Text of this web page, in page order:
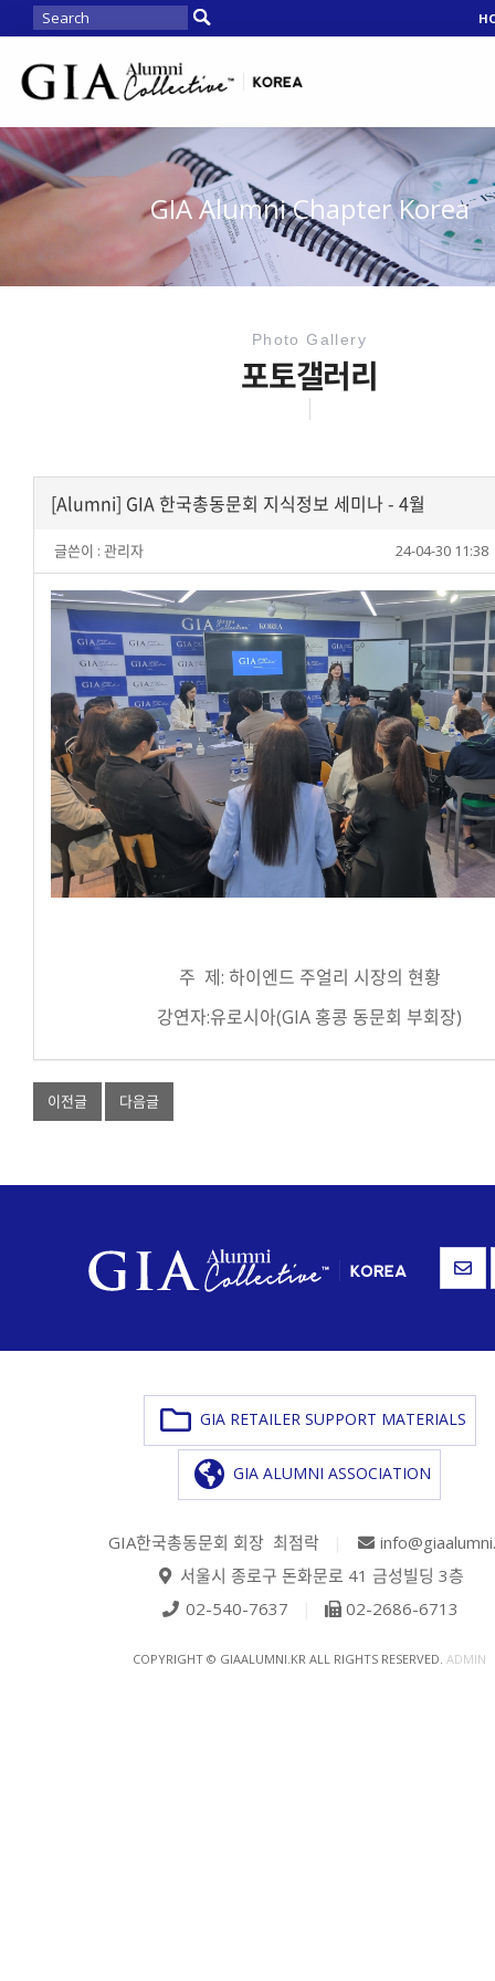
GIA Alumni Chapter Korea
Photo Gallery
포토갤러리
[Alumni] GIA 한국총동문회 지식정보 세미나 - 4월
글쓴이 : 관리자 24-04-30 11:38
주 제: 하이엔드 주얼리 시장의 현황
강연자:유로시아(GIA 홍콩 동문회 부회장)
이전글 다음글
GIA RETAILER SUPPORT MATERIALS
GIA ALUMNI ASSOCIATION
GIA한국총동문회 회장 최점락
서울시 종로구 돈화문로 41 금성빌딩 3층
02-540-7637
02-2686-6713
COPYRIGHT © GIAALUMNI.KR ALL RIGHTS RESERVED. ADMIN